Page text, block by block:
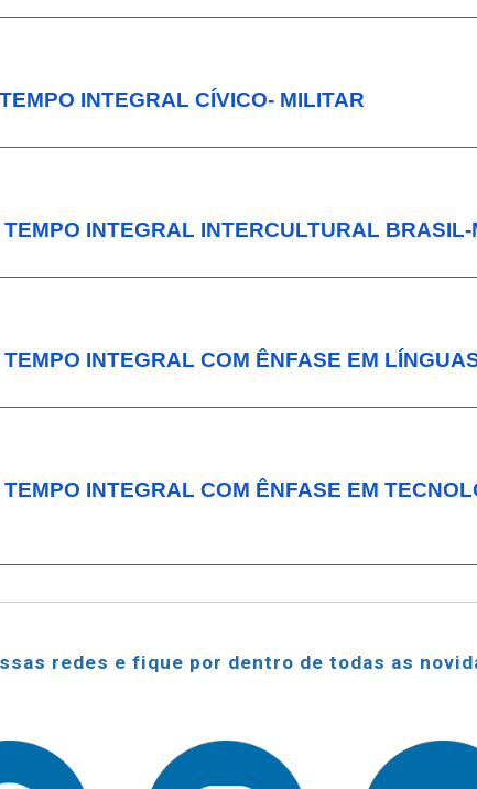
INTEGRAL CÍVICO- MILITAR
INTEGRAL INTERCULTURAL BRASIL-
INTEGRAL COM ÊNFASE EM
INTEGRAL COM ÊNFASE EM
redes e fique por dentro de todas as